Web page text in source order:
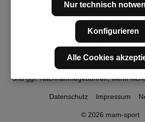
* Alle Preise inkl. gesetzl.
und ggf. Nachnahmegebühren, wenn
© 2026 mam-sport
Datenschutz Impressum
Nur technisch
Konfigurieren
Alle Cookies